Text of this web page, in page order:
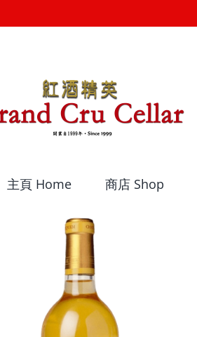
主頁 Home 商店 Shop